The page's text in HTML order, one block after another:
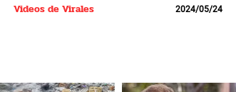
Videos de Virales 2024/05/24